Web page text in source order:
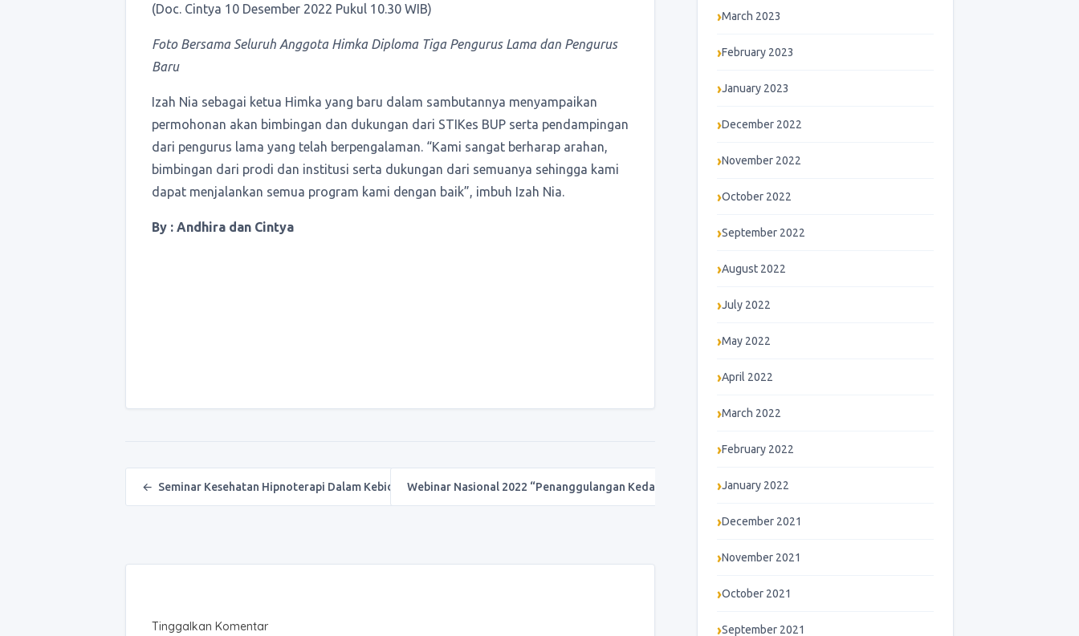
(Doc. Cintya 10 Desember 2022 Pukul 10.30 WIB)
Foto Bersama Seluruh Anggota Himka Diploma Tiga Pengurus Lama dan Pengurus
Baru
Izah Nia sebagai ketua Himka yang baru dalam sambutannya menyampaikan
permohonan akan bimbingan dan dukungan dari STIKes BUP serta pendampingan
dari pengurus lama yang telah berpengalaman. “Kami sangat berharap arahan,
bimbingan dari prodi dan institusi serta dukungan dari semuanya sehingga kami
dapat menjalankan semua program kami dengan baik”, imbuh Izah Nia.
By : Andhira dan Cintya
Post navigation
← Seminar Kesehatan Hipnoterapi Dalam KebidananWebinar Nasional 2022 “Penanggulangan Kedaruratan… →
Tinggalkan Komentar
March 2023
February 2023
January 2023
December 2022
November 2022
October 2022
September 2022
August 2022
July 2022
May 2022
April 2022
March 2022
February 2022
January 2022
December 2021
November 2021
October 2021
September 2021